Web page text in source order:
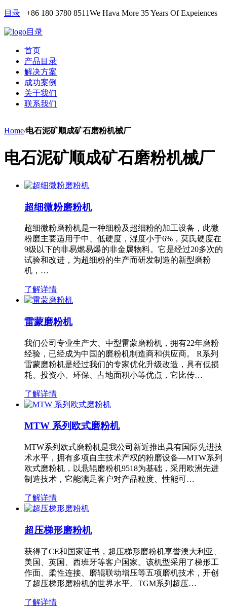
目录 +86 180 3780 8511We Hava More 35 Years Of Expeiences
目录
首页
产品目录
解决方案
成功案例
关于我们
联系我们
Home/电石泥矿顺成矿石磨粉机械厂
电石泥矿顺成矿石磨粉机械厂
超细微粉磨粉机
超细微粉磨粉机是一种细粉及超细粉的加工设备，此微
粉磨主要适用于中、低硬度，湿度小于6%，莫氏硬度在
9级以下的非易燃易爆的非金属物料。它是经过20多次的
试验和改进，为超细粉的生产而研发制造的新型磨粉
机，…
了解详情
雷蒙磨粉机
我们公司专业生产大、中型雷蒙磨粉机，拥有22年磨粉
经验，已经成为中国的磨粉机制造商和供应商。 R系列
雷蒙磨粉机是经过我们的专家优化升级改造，具有低损
耗、投资小、环保、占地面积小等优点，它比传…
了解详情
MTW 系列欧式磨粉机
MTW系列欧式磨粉机是我公司新近推出具有国际先进技
术水平，拥有多项自主技术产权的粉磨设备—MTW系列
欧式磨粉机，以悬辊磨粉机9518为基础，采用欧洲先进
制造技术，它能满足客户对产品粒度、性能可…
了解详情
超压梯形磨粉机
获得了CE和国家证书，超压梯形磨粉机享誉澳大利亚、
美国、英国、西班牙等客户国家。该机型采用了梯形工
作面、柔性连接、磨辊联动增压等五项磨机技术，开创
了超压梯形磨粉机的世界水平。TGM系列超压…
了解详情